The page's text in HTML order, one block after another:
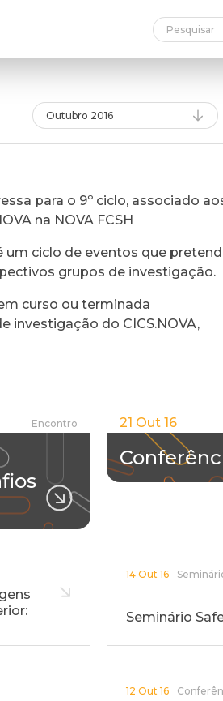
Outubro 2016
para o 9º ciclo, associado
na NOVA FCSH
um ciclo de eventos que
grupos de investigação.
curso ou terminada
investigação do CICS.NOVA,
Encontro 21 Out 16
14 Out 16
Seminário
12 Out 16